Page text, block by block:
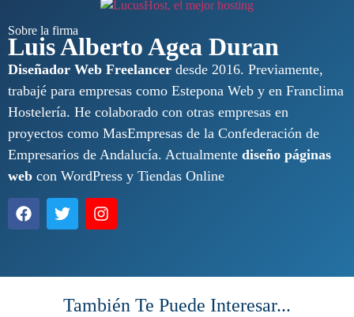
de conversión y generar más ingresos gracias a las nuevas
tecnologías, así que no pierdas esta oportunidad.
Sobre la firma
Luis Alberto Agea Duran
Diseñador Web Freelancer desde 2016. Previamente,
trabajé para empresas como Estepona Web y en Franclima
Hostelería. He colaborado con otras empresas en
proyectos como MasEmpresas de la Confederación de
Empresarios de Andalucía. Actualmente diseño páginas
web con WordPress y Tiendas Online
También Te Puede Interesar...